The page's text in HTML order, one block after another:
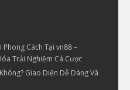
Cách Tại vn88 –
Trải Nghiệm Cá Cược
Giao Diện Dễ Dàng Và